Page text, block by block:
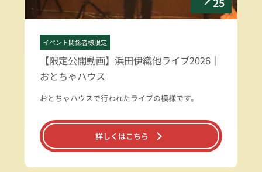
イベント関係者様限定
【限定公開動画】浜田伊織他ライブ2026｜
おとちゃハウス
おとちゃハウスで行われたライブの模様です。
詳しくはこちら